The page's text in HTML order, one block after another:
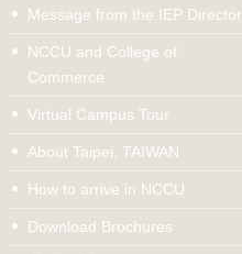
Message from the IEP Director
NCCU and College of
Commerce
Virtual Campus Tour
About Taipei, TAIWAN
How to arrive in NCCU
Download Brochures